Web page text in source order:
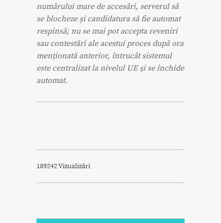
numărului mare de accesări, serverul să
se blocheze şi candidatura să fie automat
respinsă; nu se mai pot accepta reveniri
sau contestări ale acestui proces după ora
menționată anterior, întrucât sistemul
este centralizat la nivelul UE şi se închide
automat.
189242 Vizualizări